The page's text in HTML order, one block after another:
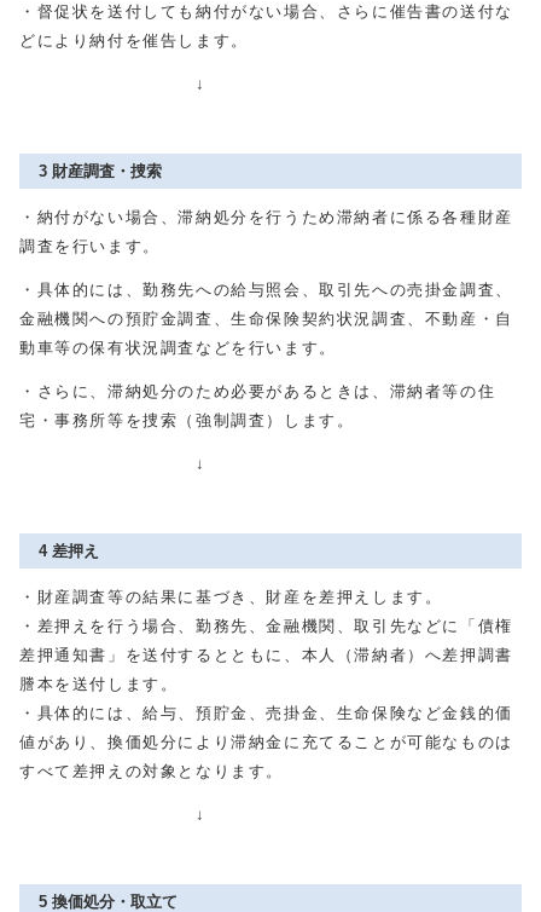
・督促状を送付しても納付がない場合、さらに催告書の送付な
どにより納付を催告します。
↓
3 財産調査・捜索
・納付がない場合、滞納処分を行うため滞納者に係る各種財産
調査を行います。
・具体的には、勤務先への給与照会、取引先への売掛金調査、
金融機関への預貯金調査、生命保険契約状況調査、不動産・自
動車等の保有状況調査などを行います。
・さらに、滞納処分のため必要があるときは、滞納者等の住
宅・事務所等を捜索（強制調査）します。
↓
4 差押え
・財産調査等の結果に基づき、財産を差押えします。
・差押えを行う場合、勤務先、金融機関、取引先などに「債権
差押通知書」を送付するとともに、本人（滞納者）へ差押調書
謄本を送付します。
・具体的には、給与、預貯金、売掛金、生命保険など金銭的価
値があり、換価処分により滞納金に充てることが可能なものは
すべて差押えの対象となります。
↓
5 換価処分・取立て